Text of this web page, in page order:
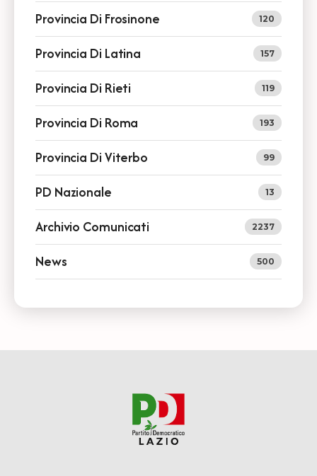
Provincia Di Frosinone 120
Provincia Di Latina 157
Provincia Di Rieti 119
Provincia Di Roma 193
Provincia Di Viterbo 99
PD Nazionale 13
Archivio Comunicati 2237
News 500